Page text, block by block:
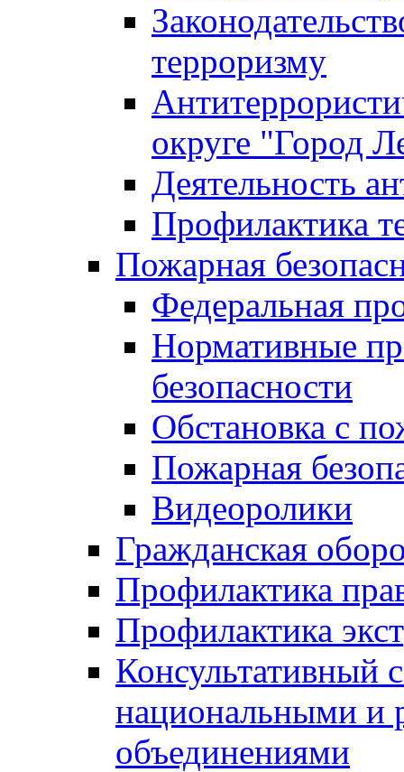
терроризму
округе "Город
Деятельность
Профилактика
Пожарная
Федеральная
Нормативные
безопасности
Обстановка с
Пожарная
Видеоролики
Гражданская
Профилактика
Профилактика
Консультативный
национальными и
объединениями